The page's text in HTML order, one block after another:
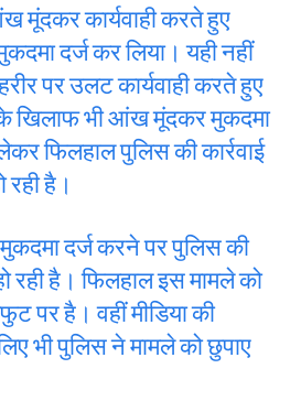
मूंदकर कार्यवाही करते हुए
दर्ज कर लिया। यही नहीं
पर उलट कार्यवाही करते हुए
के खिलाफ भी आंख मूंदकर मुकदमा
फिलहाल पुलिस की कार्रवाई
है।
दर्ज करने पर पुलिस की
रही है। फिलहाल इस मामले को
पर है। वहीं मीडिया की
भी पुलिस ने मामले को छुपाए